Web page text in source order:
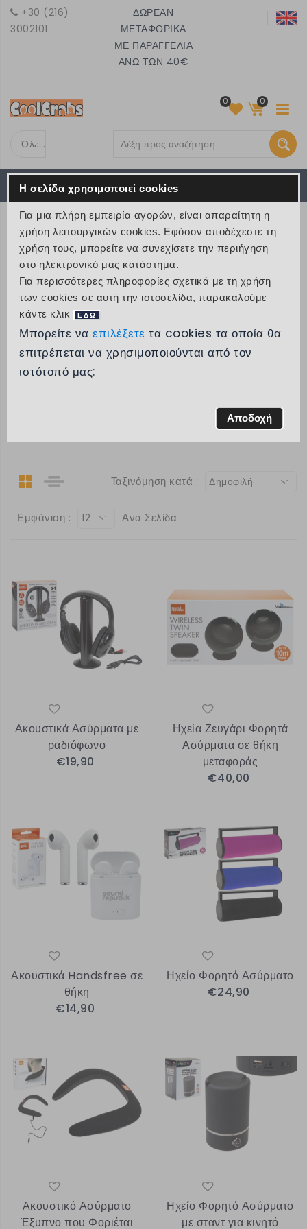
+30 (216)
3002101
ΔΩΡΕΑΝ
ΜΕΤΑΦΟΡΙΚΑ
ΜΕ ΠΑΡΑΓΓΕΛΙΑ
ΑΝΩ ΤΩΝ 40€
Όλες τις κατηγορίες
0 0
€ 0
MENU
ΠΡΟΪΟΝΤΑ
> Προϊόντα > Ήχος και Τεχνολογία
Κατηγορίες
Μάρκα
Ταξινόμηση κατά : Δημοφιλή
Εμφάνιση : 12 Ανα Σελίδα
Ακουστικά Ασύρματα με
ραδιόφωνο
€19,90
Ηχεία Ζευγάρι Φορητά
Ασύρματα σε θήκη
μεταφοράς
€40,00
Ακουστικά Handsfree σε
θήκη
€14,90
Ηχείο Φορητό Ασύρματο
€24,90
Ακουστικό Ασύρματο
Έξυπνο που Φοριέται
Ηχείο Φορητό Ασύρματο
με σταντ για κινητό
Η σελίδα χρησιμοποιεί cookies
Για μια πλήρη εμπειρία αγορών, είναι απαραίτητη η
χρήση λειτουργικών cookies. Εφόσον αποδέχεστε τη
χρήση τους, μπορείτε να συνεχίσετε την περιήγηση
στο ηλεκτρονικό μας κατάστημα.
Για περισσότερες πληροφορίες σχετικά με τη χρήση
των cookies σε αυτή την ιστοσελίδα, παρακαλούμε
κάντε κλικ
ΕΔΩ
Μπορείτε να επιλέξετετα cookies τα οποία θα
επιτρέπεται να χρησιμοποιούνται από τον
ιστότοπό μας:
Αποδοχή